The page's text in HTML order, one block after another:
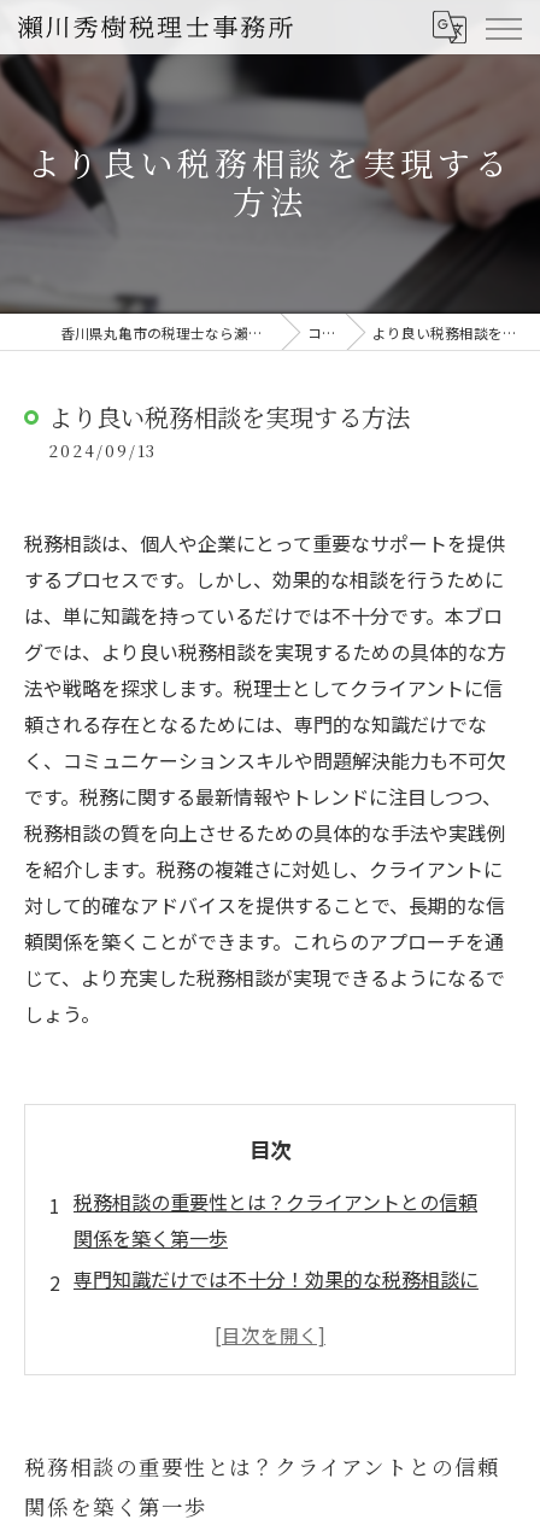
より良い税務相談を実現する
方法
香川県丸亀市の税理士なら瀨川秀樹税理士事務所 コラム より良い税務相談を実現する方法
より良い税務相談を実現する方法
2024/09/13
税務相談は、個人や企業にとって重要なサポートを提供
するプロセスです。しかし、効果的な相談を行うために
は、単に知識を持っているだけでは不十分です。本ブロ
グでは、より良い税務相談を実現するための具体的な方
法や戦略を探求します。税理士としてクライアントに信
頼される存在となるためには、専門的な知識だけでな
く、コミュニケーションスキルや問題解決能力も不可欠
です。税務に関する最新情報やトレンドに注目しつつ、
税務相談の質を向上させるための具体的な手法や実践例
を紹介します。税務の複雑さに対処し、クライアントに
対して的確なアドバイスを提供することで、長期的な信
頼関係を築くことができます。これらのアプローチを通
じて、より充実した税務相談が実現できるようになるで
しょう。
目次
税務相談の重要性とは？クライアントとの信頼
関係を築く第一歩
専門知識だけでは不十分！効果的な税務相談に
最新情報を踏まえたアプローチで、税務相談の
略
問題解決能力を高めるための具体的な手法と
税務相談の重要性とは？クライアントとの信頼
関係を築く第一歩